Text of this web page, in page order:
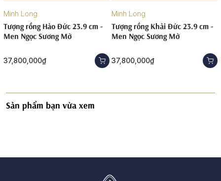
Minh Long
Tượng rồng Hảo Đức 23.9 cm -
Men Ngọc Sương Mờ
37,800,000₫
Minh Long
Tượng rồng Khải Đức 23.9 cm -
Men Ngọc Sương Mờ
37,800,000₫
Sản phẩm bạn vừa xem